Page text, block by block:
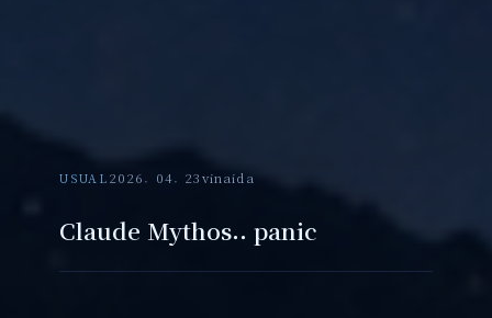
USUAL2026. 04. 23vinaida
Claude Mythos.. panic